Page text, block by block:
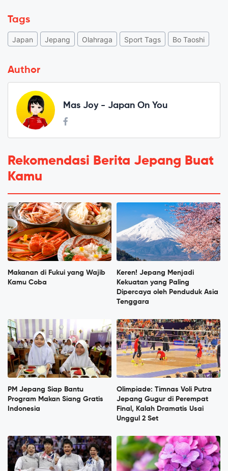
Tags
Japan Jepang Olahraga Sport Tags Bo Taoshi
Author
Mas Joy - Japan On You
Rekomendasi Berita Jepang Buat
Kamu
Makanan di Fukui yang Wajib
Kamu Coba
Keren! Jepang Menjadi
Kekuatan yang Paling
Dipercaya oleh Penduduk Asia
Tenggara
PM Jepang Siap Bantu
Program Makan Siang Gratis
Indonesia
Olimpiade: Timnas Voli Putra
Jepang Gugur di Perempat
Final, Kalah Dramatis Usai
Unggul 2 Set